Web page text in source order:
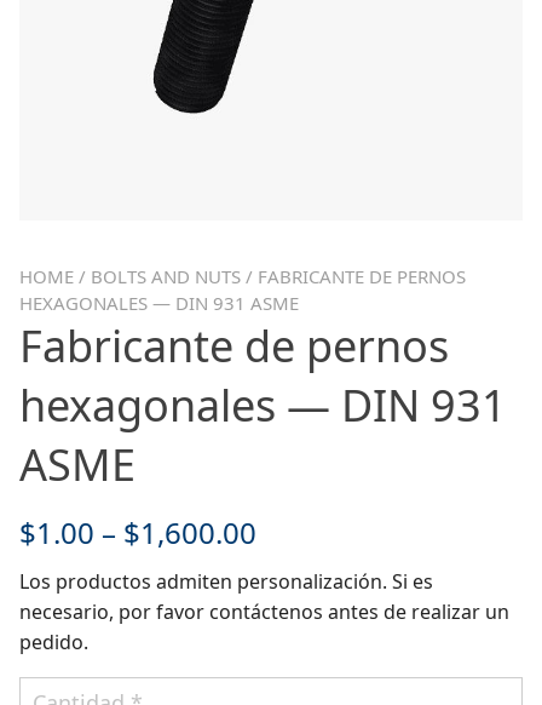
HOME / BOLTS AND NUTS / FABRICANTE DE PERNOS
HEXAGONALES — DIN 931 ASME
Fabricante de pernos
hexagonales — DIN 931
ASME
$1.00 – $1,600.00
Los productos admiten personalización. Si es
necesario, por favor contáctenos antes de realizar un
pedido.